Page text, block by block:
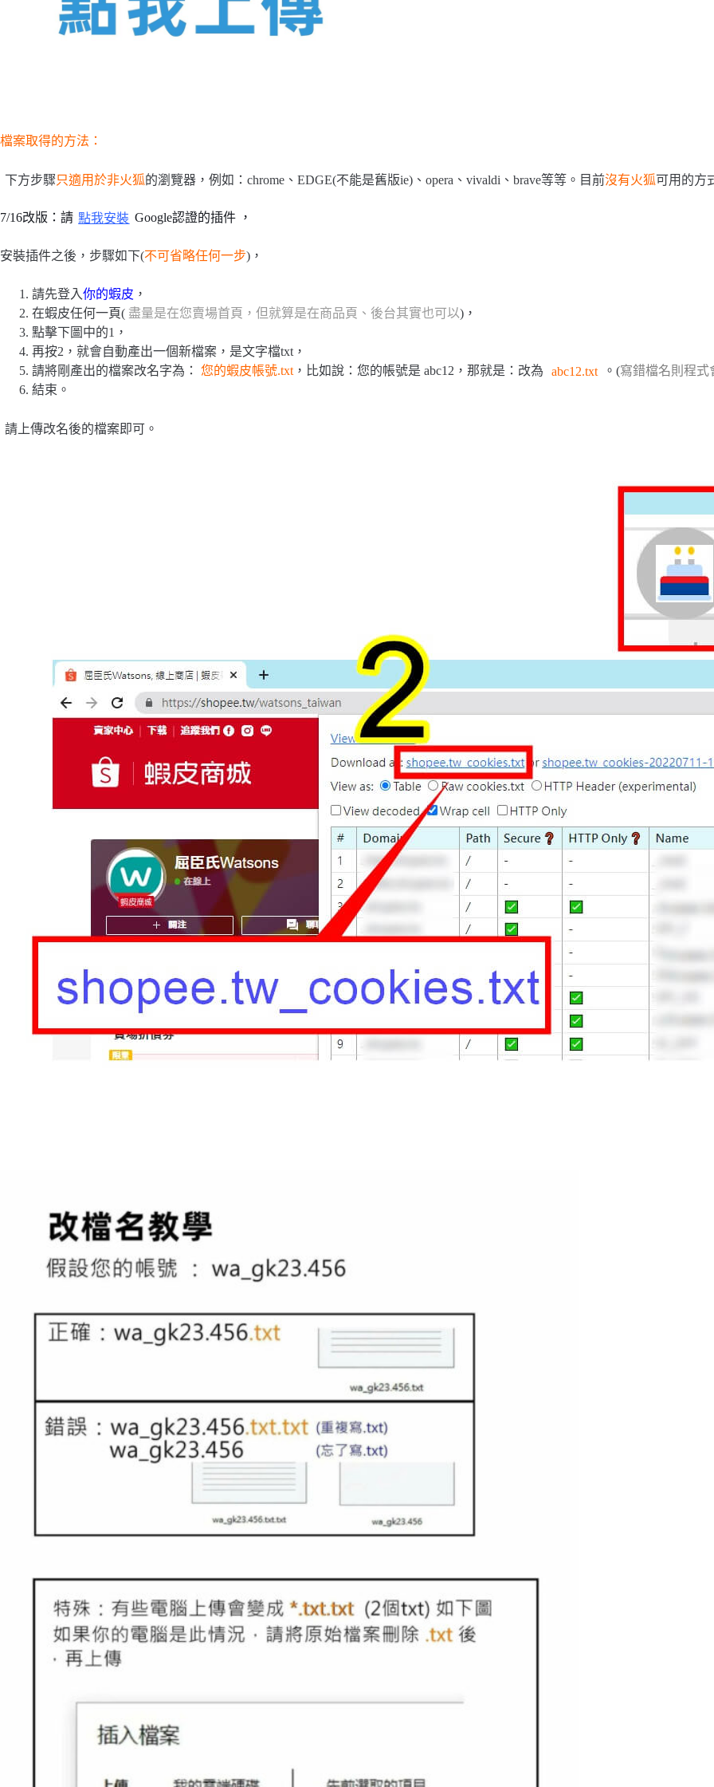
檔案取得的方法：
下方步驟只適用於非火狐的瀏覽器，例如：chrome、EDGE(不能是舊版ie)、opera、vivaldi、brave等等。目前沒有火狐可用的方
7/16改版：請 點我安裝 Google認證的插件 ，
安裝插件之後，步驟如下(不可省略任何一步)，
請先登入你的蝦皮 ，
在蝦皮任何一頁( 盡量是在您賣場首頁，但就算是在商品頁、後台其實也可以)，
點擊下圖中的1，
再按2，就會自動產出一個新檔案，是文字檔txt，
請將剛產出的檔案改名字為： 您的蝦皮帳號.txt ，比如說：您的帳號是 abc12，那就是：改為 abc12.txt 。(寫錯檔名則程式
結束。
請上傳改名後的檔案即可。